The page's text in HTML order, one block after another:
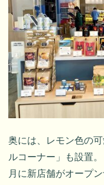
奥には、レモン色の
ルコーナー」も設置
月に新店舗がオープン